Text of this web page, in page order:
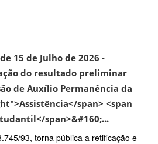
15 de Julho de 2026 -
do resultado preliminar
de Auxílio Permanência da
span> <span
span>&#160;...
93, torna pública a retificação e